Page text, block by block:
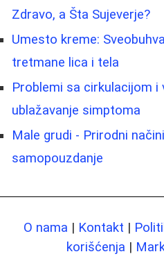
Zdravo, a Šta Sujeverje?
Umesto kreme:
tretmane lica i tela
Problemi sa cirkulacijom i
ublažavanje simptoma
Male grudi - Prirodni
samopouzdanje
O nama | Kontakt |
korišćenja |